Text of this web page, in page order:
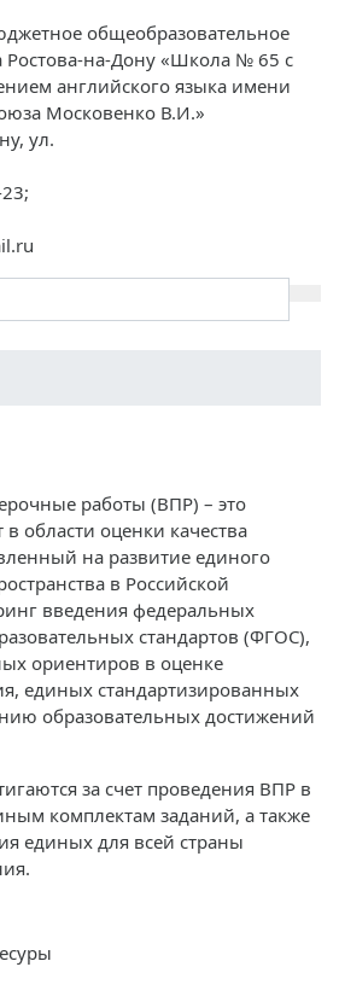
общеобразовательное
Ростова-на-Дону «Школа № 65 с
английского языка имени
Московенко В.И.»
ул.
работы (ВПР) – это
области оценки качества
на развитие единого
в Российской
введения федеральных
стандартов (ФГОС),
ориентиров в оценке
единых стандартизированных
образовательных достижений
за счет проведения ВПР в
комплектам заданий, а также
единых для всей страны